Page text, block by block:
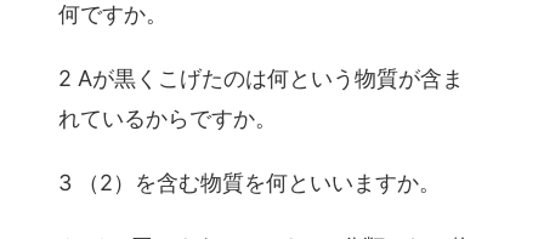
何ですか。
2 Aが黒くこげたのは何という物質が含ま
れているからですか。
3 （2）を含む物質を何といいますか。